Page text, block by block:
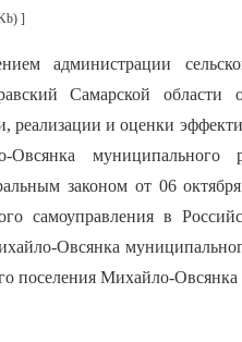
]
администрации
Самарской
реализации и оценки
Овсянка муниципального
законом от 06
самоуправления в
Овсянка
поселения Михайло-